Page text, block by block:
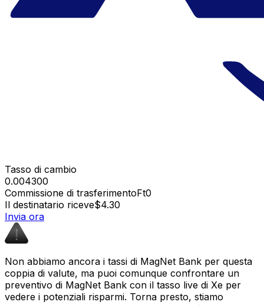
Tasso di cambio
0.004300
Commissione di trasferimentoFt0
Il destinatario riceve$4.30
Invia ora
Non abbiamo ancora i tassi di MagNet Bank per questa
coppia di valute, ma puoi comunque confrontare un
preventivo di MagNet Bank con il tasso live di Xe per
vedere i potenziali risparmi. Torna presto, stiamo